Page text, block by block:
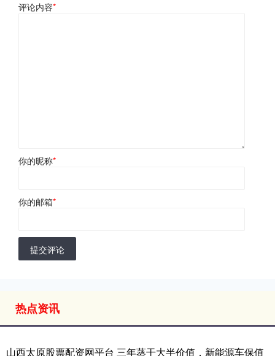
评论内容*
你的昵称*
你的邮箱*
提交评论
热点资讯
山西太原股票配资网平台 三年蒸干大半价值，新能源车保值